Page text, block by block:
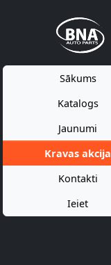
Sākums
Katalogs
Jaunumi
Kravas akcija
Kontakti
Ieiet